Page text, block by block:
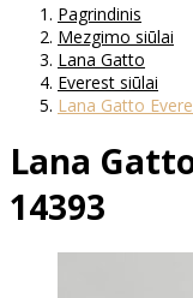
Pagrindinis
Mezgimo siūlai
Lana Gatto
Everest siūlai
Lana Gatto
Lana
14393